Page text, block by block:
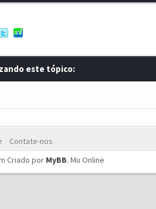
este tópico:
Contate-nos
Criado por MyBB. Mu Online